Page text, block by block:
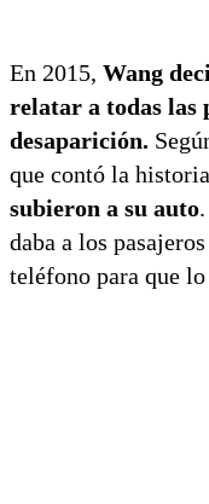
En 2015, Wang
relatar a todas las
desaparición.
que contó la
subieron a su auto
daba a los
teléfono para que